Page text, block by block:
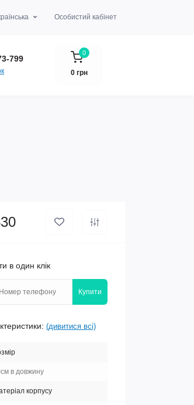
Особистий кабінет
799
0
0 грн
в один клік
Купити
(дивитися всі)
в довжину
корпусу